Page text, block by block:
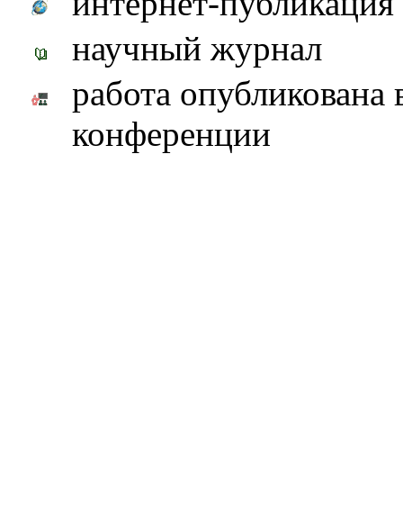
научный журнал
работа опубликована
конференции